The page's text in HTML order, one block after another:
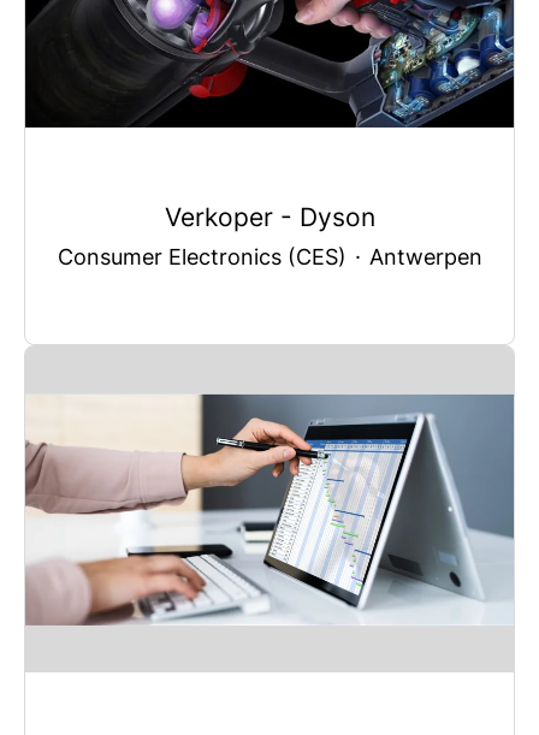
Verkoper - Dyson
Consumer Electronics (CES) · Antwerpen